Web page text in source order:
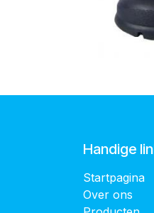
Handige
Startpagina
Over ons